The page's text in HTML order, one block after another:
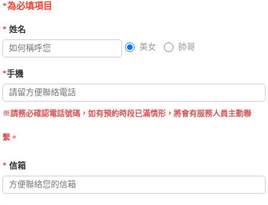
*為必填項目
* 姓名
美女
帥哥
*手機
※請務必確認電話號碼，如有預約時段已滿情形，將會有服務人員主動聯
繫。
* 信箱